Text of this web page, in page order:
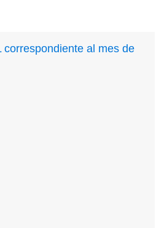
correspondiente al mes de